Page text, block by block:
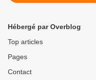
Hébergé par Overblog
Top articles
Pages
Contact